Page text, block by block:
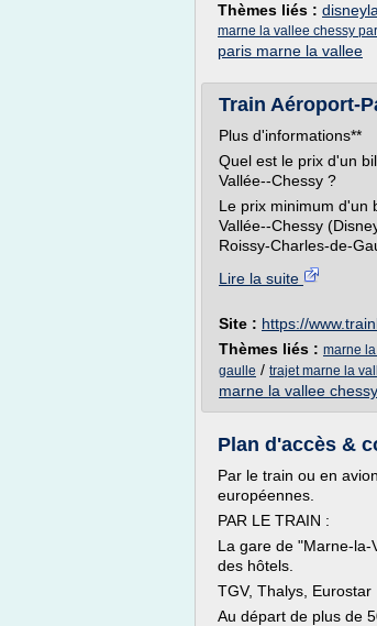
Thèmes liés :
marne la vallee chessy
paris marne la vallee
Train Aéroport-
Plus d'informations**
Quel est le prix d'un
Vallée--Chessy ?
Le prix minimum d'un
Vallée--Chessy
Roissy-Charles-de-
Lire la suite
Site : https://
Thèmes liés : marne
gaulle / trajet marne la
marne la vallee
Plan d'accès &
Par le train ou en
européennes.
PAR LE TRAIN :
La gare de "Marne-
des hôtels.
TGV, Thalys, Eurostar
Au départ de plus de